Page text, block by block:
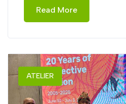
Read More
ATELIER